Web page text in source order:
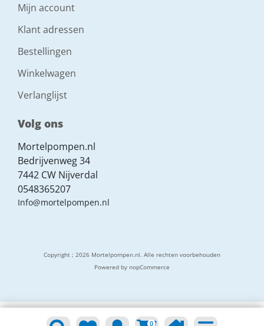
0
Mijn account
Klant adressen
Bestellingen
Winkelwagen
Verlanglijst
Volg ons
Mortelpompen.nl
Bedrijvenweg 34
7442 CW Nijverdal
0548365207
Info@mortelpompen.nl
Copyright ; 2026 Mortelpompen.nl. Alle rechten voorbehouden
Powered by nopCommerce